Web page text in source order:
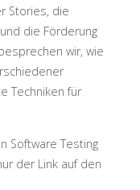
Stories, die
die Förderung
wir, wie
Techniken für
Software Testing
der Link auf den